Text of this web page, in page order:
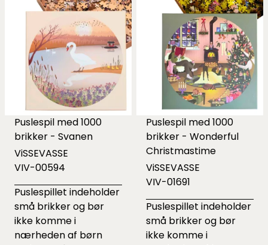
Puslespil med 1000
brikker - Svanen
ViSSEVASSE
VIV-00594
Puslespillet indeholder
små brikker og bør
ikke komme i
nærheden af børn
Puslespil med 1000
brikker - Wonderful
Christmastime
ViSSEVASSE
VIV-01691
Puslespillet indeholder
små brikker og bør
ikke komme i